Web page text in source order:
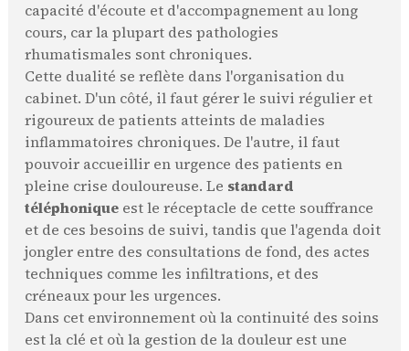
capacité d'écoute et d'accompagnement au long
cours, car la plupart des pathologies
rhumatismales sont chroniques.
Cette dualité se reflète dans l'organisation du
cabinet. D'un côté, il faut gérer le suivi régulier et
rigoureux de patients atteints de maladies
inflammatoires chroniques. De l'autre, il faut
pouvoir accueillir en urgence des patients en
pleine crise douloureuse. Le standard
téléphoniqueest le réceptacle de cette souffrance
et de ces besoins de suivi, tandis que l'agenda doit
jongler entre des consultations de fond, des actes
techniques comme les infiltrations, et des
créneaux pour les urgences.
Dans cet environnement où la continuité des soins
est la clé et où la gestion de la douleur est une